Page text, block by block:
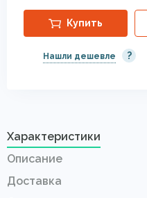
Купить
Нашли дешевле ?
Характеристики
Описание
Доставка